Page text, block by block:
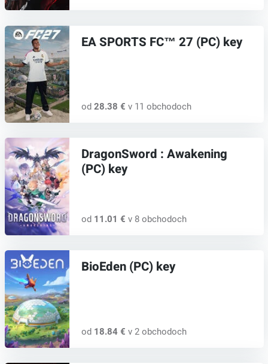
EA SPORTS FC™ 27 (PC) key
od 28.38 € v 11 obchodoch
DragonSword : Awakening
(PC) key
od 11.01 € v 8 obchodoch
BioEden (PC) key
od 18.84 € v 2 obchodoch